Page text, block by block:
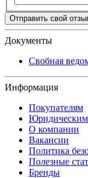
Отправить свой
Документы
Свобная
Информация
Покупателям
О компании
Вакансии
Политика
Полезные
Бренды